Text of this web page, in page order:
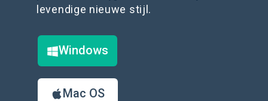
levendige nieuwe stijl.
Windows
Mac OS